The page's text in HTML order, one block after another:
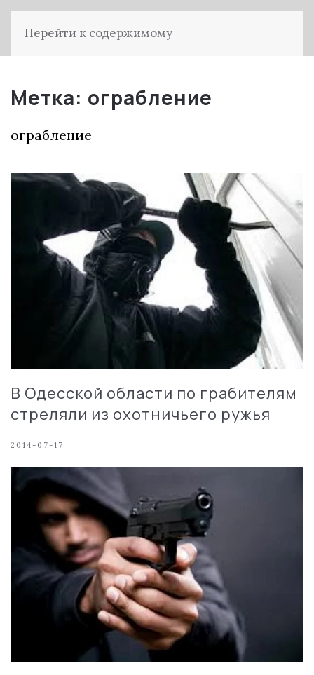
Перейти к содержимому
Метка: ограбление
ограбление
В Одесской области по грабителям
стреляли из охотничьего ружья
2014-07-17